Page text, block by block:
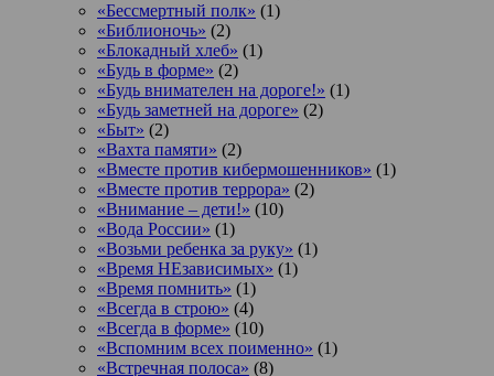
«Бессмертный полк» (1)
«Библионочь» (2)
«Блокадный хлеб» (1)
«Будь в форме» (2)
«Будь внимателен на дороге!» (1)
«Будь заметней на дороге» (2)
«Быт» (2)
«Вахта памяти» (2)
«Вместе против кибермошенников» (1)
«Вместе против террора» (2)
«Внимание – дети!» (10)
«Вода России» (1)
«Возьми ребенка за руку» (1)
«Время НЕзависимых» (1)
«Время помнить» (1)
«Всегда в строю» (4)
«Всегда в форме» (10)
«Вспомним всех поименно» (1)
«Встречная полоса» (8)